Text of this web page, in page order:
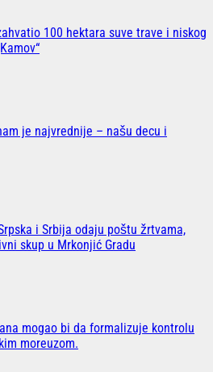
100 hektara suve trave i niskog
je najvrednije – našu decu i
i Srbija odaju poštu žrtvama,
skup u Mrkonjić Gradu
mogao bi da formalizuje kontrolu
moreuzom.